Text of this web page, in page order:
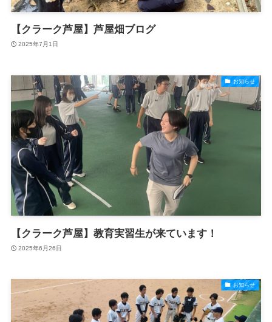
【クラーク芦屋】芦屋畑ブログ
2025年7月1日
お知らせ
【クラーク芦屋】教育実習生が来ています！
2025年6月26日
お知らせ